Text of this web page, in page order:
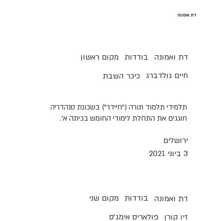
דת ואמונה
מקום ראשון בודדות
דת ואמונה
כיכר השבת חיים גולדברג
תלמידי תלמוד תורה ("חיידר") בשכונת סנהדריה
חוגגים את התחלת לימודי החומש בכיתה א'.
ירושלים
3 ביוני 2021
מקום שני בודדות
דת ואמונה
פולאריס אימג׳ס זיו קורן